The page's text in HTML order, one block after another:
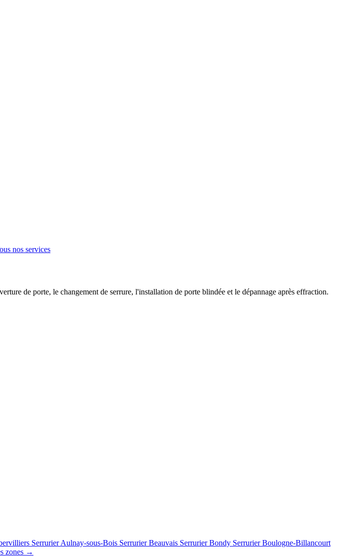
nos services
de porte, le changement de serrure, l'installation de porte blindée et le dépannage après effraction.
Serrurier Aulnay-sous-Bois Serrurier Beauvais Serrurier Bondy Serrurier Boulogne-Billancourt
zones →